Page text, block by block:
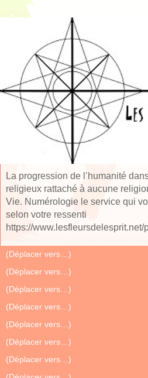
La progression de l’humanité
religieux rattaché à aucune
Vie. Numérologie le service qui
selon votre ressenti
https://www.lesfleursdelesprit.net/